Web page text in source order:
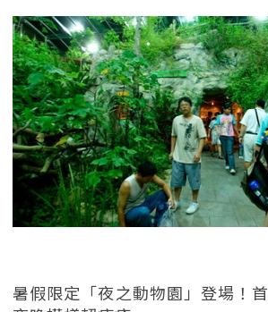
暑假限定「夜之動物園」登場！